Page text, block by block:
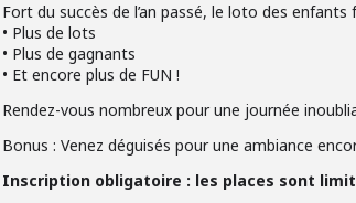
Fort du succès de l’an passé, le loto des
• Plus de lots
• Plus de gagnants
• Et encore plus de FUN !
Rendez-vous nombreux pour une journée
Bonus : Venez déguisés pour une ambiance
Inscription obligatoire : les places sont